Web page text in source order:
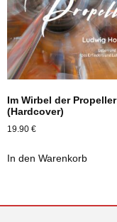
Im Wirbel der Propeller
(Hardcover)
19.90 €
In den Warenkorb